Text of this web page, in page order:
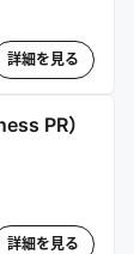
詳細を見る
PR）
詳細を見る